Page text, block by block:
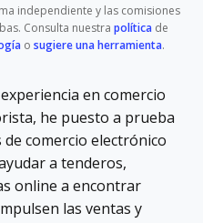
independiente y las comisiones
Consulta nuestra política de
o sugiere una herramienta.
en comercio
he puesto a prueba
comercio electrónico
a tenderos,
online a encontrar
las ventas y